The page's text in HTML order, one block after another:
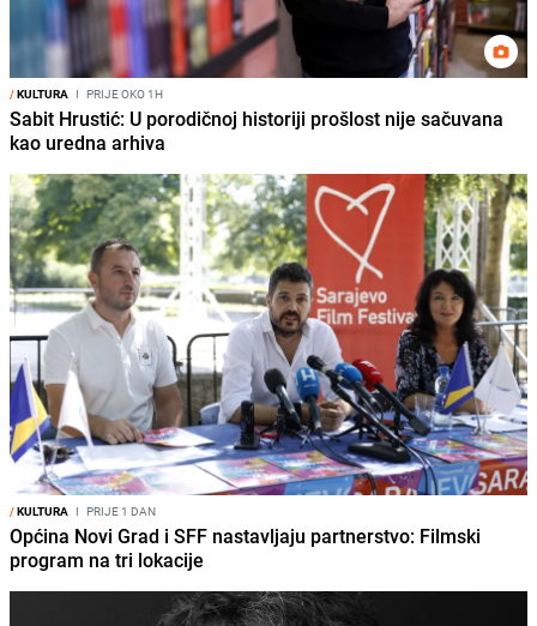
/KULTURA I PRIJE OKO 1H
Sabit Hrustić: U porodičnoj historiji prošlost nije sačuvana
kao uredna arhiva
/KULTURA I PRIJE 1 DAN
Općina Novi Grad i SFF nastavljaju partnerstvo: Filmski
program na tri lokacije